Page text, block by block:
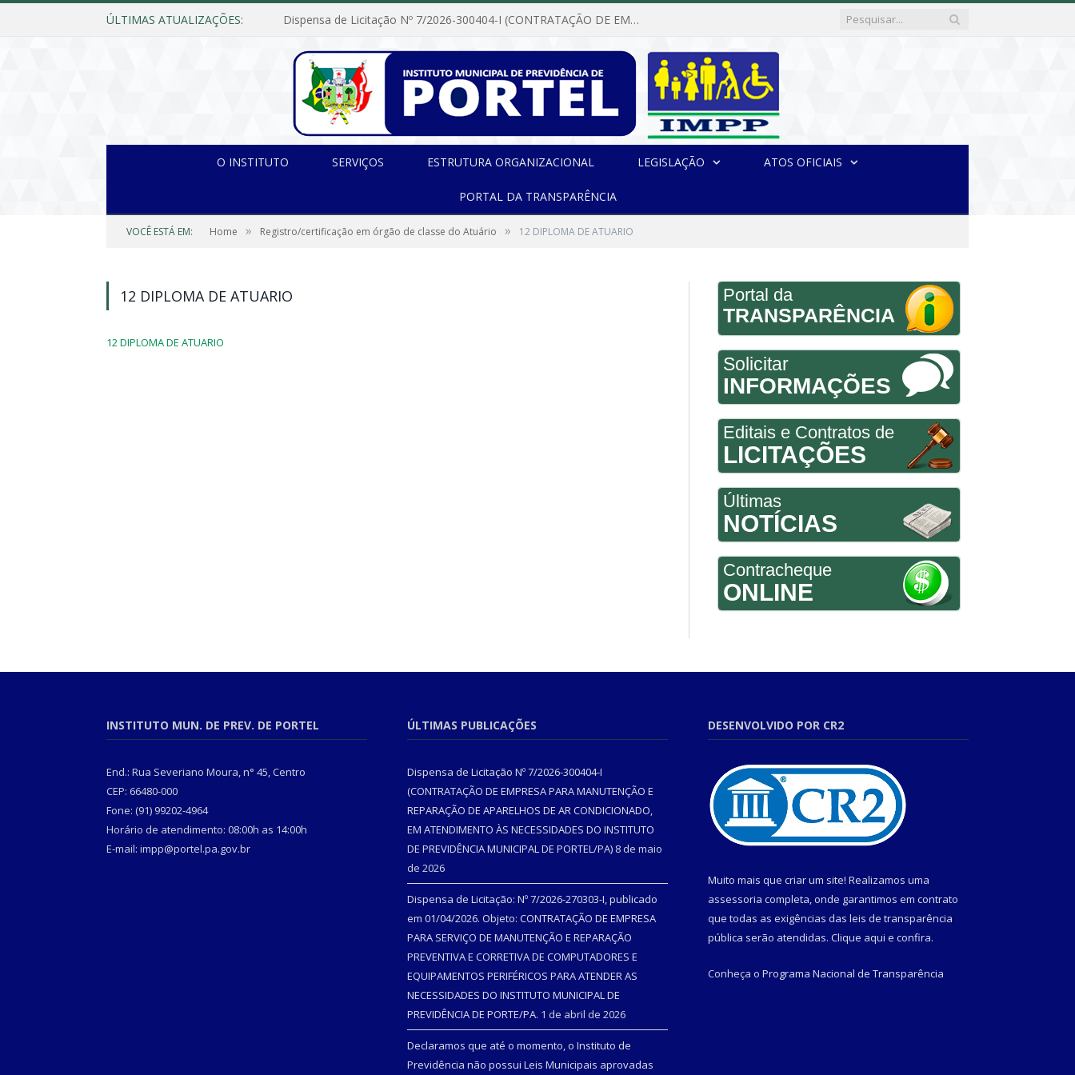
ÚLTIMAS ATUALIZAÇÕES: Dispensa de Licitação Nº 7/2026-300404-I (CONTRATAÇÃO DE EMPRESA PARA MANUTENÇÃO E REPARAÇÃO DE APARELHOS DE AR CONDICIONADO, EM ATENDIMENTO ÀS NECESSIDADES DO INSTITUTO DE PREVIDÊNCIA MUNICIPAL DE PORTEL/PA)
O INSTITUTO SERVIÇOS ESTRUTURA ORGANIZACIONAL LEGISLAÇÃO ATOS OFICIAIS
PORTAL DA TRANSPARÊNCIA
VOCÊ ESTÁ EM: Home » Registro/certificação em órgão de classe do Atuário » 12 DIPLOMA DE ATUARIO
12 DIPLOMA DE ATUARIO
12 DIPLOMA DE ATUARIO
Portal da
TRANSPARÊNCIA
Solicitar
INFORMAÇÕES
Editais e Contratos de
LICITAÇÕES
Últimas
NOTÍCIAS
Contracheque
ONLINE
INSTITUTO MUN. DE PREV. DE PORTEL
End.: Rua Severiano Moura, n° 45, Centro
CEP: 66480-000
Fone: (91) 99202-4964
Horário de atendimento: 08:00h as 14:00h
E-mail: impp@portel.pa.gov.br
ÚLTIMAS PUBLICAÇÕES
Dispensa de Licitação Nº 7/2026-300404-I
(CONTRATAÇÃO DE EMPRESA PARA MANUTENÇÃO E
REPARAÇÃO DE APARELHOS DE AR CONDICIONADO,
EM ATENDIMENTO ÀS NECESSIDADES DO INSTITUTO
DE PREVIDÊNCIA MUNICIPAL DE PORTEL/PA) 8 de maio
de 2026
Dispensa de Licitação: Nº 7/2026-270303-I, publicado
em 01/04/2026. Objeto: CONTRATAÇÃO DE EMPRESA
PARA SERVIÇO DE MANUTENÇÃO E REPARAÇÃO
PREVENTIVA E CORRETIVA DE COMPUTADORES E
EQUIPAMENTOS PERIFÉRICOS PARA ATENDER AS
NECESSIDADES DO INSTITUTO MUNICIPAL DE
PREVIDÊNCIA DE PORTE/PA. 1 de abril de 2026
Declaramos que até o momento, o Instituto de
Previdência não possui Leis Municipais aprovadas
DESENVOLVIDO POR CR2
Muito mais que criar um site! Realizamos uma
assessoria completa, onde garantimos em contrato
que todas as exigências das leis de transparência
pública serão atendidas. Clique aqui e confira.
Conheça o Programa Nacional de Transparência